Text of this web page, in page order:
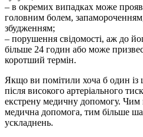
– в окремих випадках може
головним болем,
збудженням;
– порушення свідомості, аж до
більше 24 годин або може
коротший термін.
Якщо ви помітили хоча б один із
після високого артеріального
екстрену медичну допомогу.
медична допомога, тим більше
ускладнень.